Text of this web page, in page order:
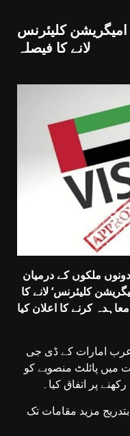
امیگریشن کلیئرنس
لانے کا فیصلہ
ملکوں کے درمیان
کلیئرنس‘ لانے کا
کرنے کا اعلان کیا
امارات کے ڈی جی
میں پائلٹ منصوبے کو
پر اتفاق کیا۔
مزید مقامات تک